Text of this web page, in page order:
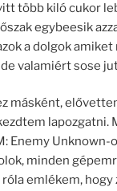
több kiló cukor
egybeesik
a dolgok amiket
valamiért sose
másként,
lapozgatni.
Enemy Unknown-
minden
emlékem, hogy